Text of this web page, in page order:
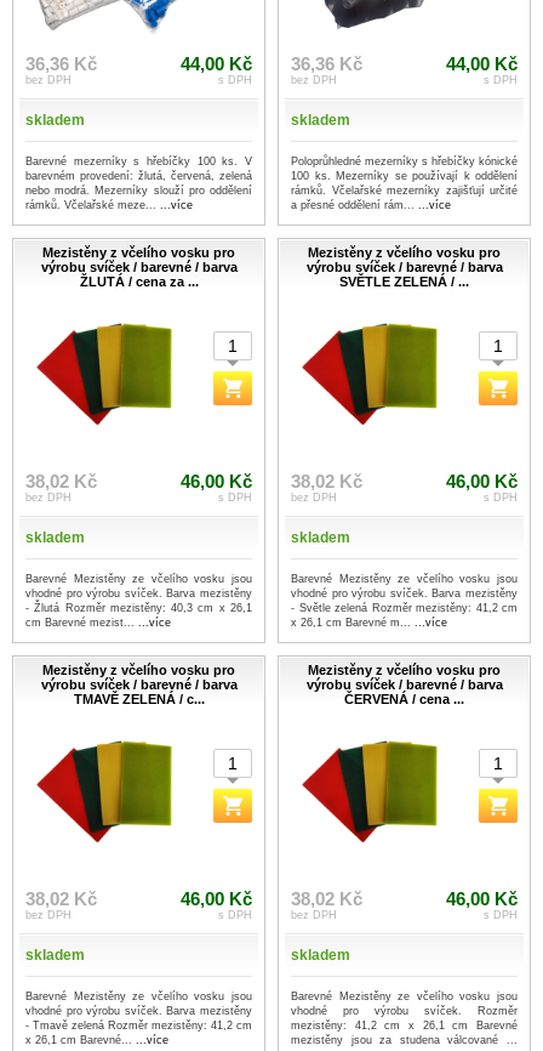
36,36 Kč
bez DPH
44,00 Kč
s DPH
skladem
Barevné mezerníky s hřebíčky 100 ks. V
barevném provedení: žlutá, červená, zelená
nebo modrá. Mezerníky slouží pro oddělení
rámků. Včelařské meze... ...více
36,36 Kč
bez DPH
44,00 Kč
s DPH
skladem
Poloprůhledné mezerníky s hřebíčky kónické
100 ks. Mezerníky se používají k oddělení
rámků. Včelařské mezerníky zajišťují určité
a přesné oddělení rám... ...více
Mezistěny z včelího vosku pro
výrobu svíček / barevné / barva
ŽLUTÁ / cena za ...
38,02 Kč
bez DPH
46,00 Kč
s DPH
skladem
Barevné Mezistěny ze včelího vosku jsou
vhodné pro výrobu svíček. Barva mezistěny
- Žlutá Rozměr mezistěny: 40,3 cm x 26,1
cm Barevné mezist... ...více
Mezistěny z včelího vosku pro
výrobu svíček / barevné / barva
SVĚTLE ZELENÁ / ...
38,02 Kč
bez DPH
46,00 Kč
s DPH
skladem
Barevné Mezistěny ze včelího vosku jsou
vhodné pro výrobu svíček. Barva mezistěny
- Světle zelená Rozměr mezistěny: 41,2 cm
x 26,1 cm Barevné m... ...více
Mezistěny z včelího vosku pro
výrobu svíček / barevné / barva
TMAVĚ ZELENÁ / c...
38,02 Kč
bez DPH
46,00 Kč
s DPH
skladem
Barevné Mezistěny ze včelího vosku jsou
vhodné pro výrobu svíček. Barva mezistěny
- Tmavě zelená Rozměr mezistěny: 41,2 cm
x 26,1 cm Barevné... ...více
Mezistěny z včelího vosku pro
výrobu svíček / barevné / barva
ČERVENÁ / cena ...
38,02 Kč
bez DPH
46,00 Kč
s DPH
skladem
Barevné Mezistěny ze včelího vosku jsou
vhodné pro výrobu svíček. Rozměr
mezistěny: 41,2 cm x 26,1 cm Barevné
mezistěny jsou za studena válcované ...